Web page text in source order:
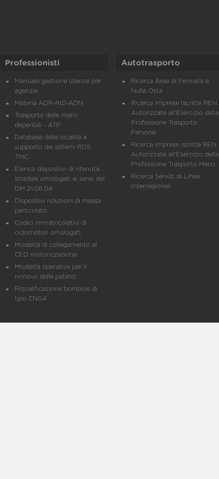
Professionisti
Manuale gestione utenze per
agenzie
Materia ADR-RID-ADN
Trasporto delle merci
deperibili - ATP
Database delle località a
supporto dei sistemi RDS
TMC
Elenco dispositivi di ritenuta
stradale omologati ai sensi del
DM 21.06.04
Dispositivi riduzioni di massa
particolato
Codici immatricolativi di
ciclomotori omologati
Modalità di collegamento al
CED motorizzazione
Modalità operative per il
rinnovo delle patenti
Riqualificazione bombole di
tipo CNG4
Autotrasporto
Ricerca Aree di Fermata e
Nulla Osta
Ricerca Imprese Iscritte REN
Autorizzate all'Esercizio della
Professione Trasporto
Persone
Ricerca Imprese iscritte REN
Autorizzate all'Esercizio della
Professione Trasporto Merci
Ricerca Servizi di Linea
Interregionali